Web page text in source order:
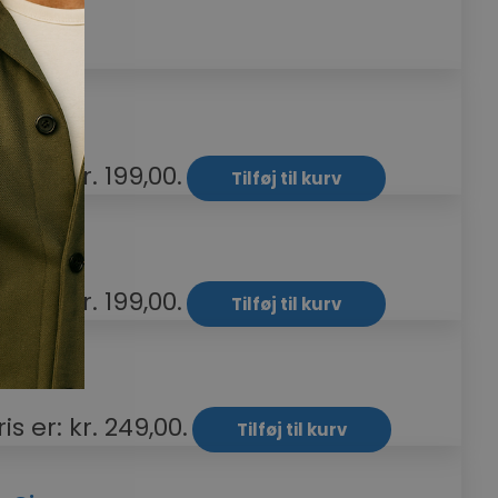
er: kr. 199,00.
Tilføj til kurv
er: kr. 199,00.
Tilføj til kurv
er: kr. 249,00. Tilføj til kurv